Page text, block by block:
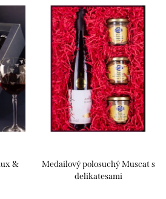
&
Medailový polosuchý Muscat s
delikatesami